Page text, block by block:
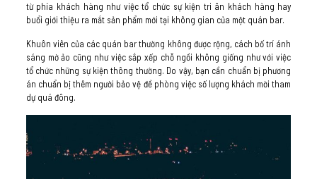
từ phía khách hàng như việc tổ chức sự kiện tri ân khách hàng hay
buổi giới thiệu ra mắt sản phẩm mới tại không gian của một quán bar.
Khuôn viên của các quán bar thường không được rộng, cách bố trí ánh
sáng mờ ảo cũng như việc sắp xếp chỗ ngồi không giống như với việc
tổ chức những sự kiện thông thường. Do vậy, bạn cần chuẩn bị phương
án chuẩn bị thêm người bảo vệ đề phòng việc số lượng khách mời tham
dự quá đông.